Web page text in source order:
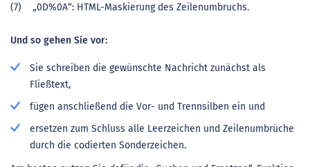
(7) „0D%0A“: HTML-Maskierung des Zeilenumbruchs.
Und so gehen Sie vor:
Sie schreiben die gewünschte Nachricht zunächst als
Fließtext,
fügen anschließend die Vor- und Trennsilben ein und
ersetzen zum Schluss alle Leerzeichen und Zeilenumbrüche
durch die codierten Sonderzeichen.